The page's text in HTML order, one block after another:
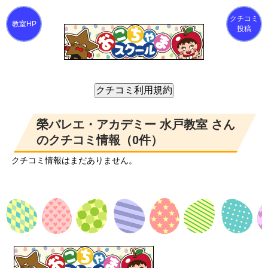
クチコミ
投稿
榮バレエ・アカデミー 水戸教室 さん
のクチコミ情報（0件）
クチコミ情報はまだありません。